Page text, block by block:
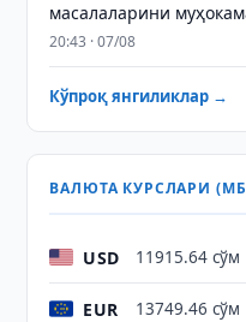
масалаларини
20:43 · 07/08
Кўпроқ янгиликлар →
ВАЛЮТА КУРСЛАРИ (МБ,
USD 11915.64 сўм
EUR 13749.46 сўм